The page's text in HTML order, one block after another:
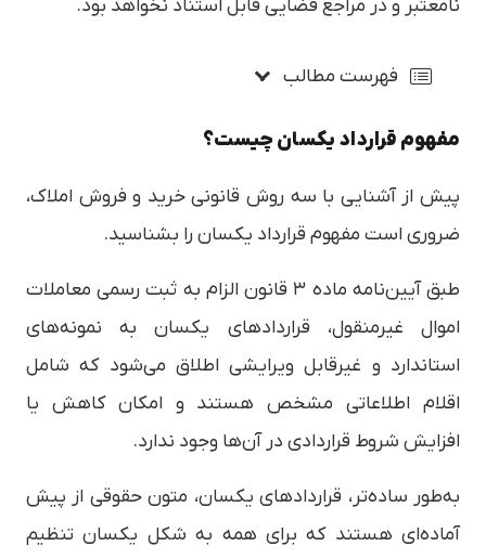
نامعتبر و در مراجع قضایی قابل استناد نخواهد بود.
فهرست مطالب
مفهوم قرارداد یکسان چیست؟
پیش از آشنایی با سه روش قانونی خرید و فروش املاک،
ضروری است مفهوم قرارداد یکسان را بشناسید.
طبق آیین‌نامه ماده ۳ قانون الزام به ثبت رسمی معاملات
اموال غیرمنقول، قراردادهای یکسان به نمونه‌های
استاندارد و غیرقابل ویرایشی اطلاق می‌شود که شامل
اقلام اطلاعاتی مشخص هستند و امکان کاهش یا
افزایش شروط قراردادی در آن‌ها وجود ندارد.
به‌طور ساده‌تر، قراردادهای یکسان، متون حقوقی از پیش
آماده‌ای هستند که برای همه به شکل یکسان تنظیم